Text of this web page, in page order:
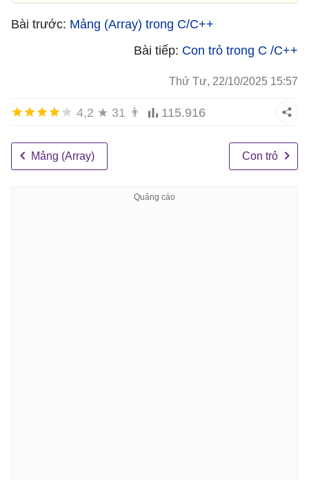
Bài trước: Mảng (Array) trong C/C++
Bài tiếp: Con trỏ trong C /C++
Thứ Tư, 22/10/2025 15:57
4,2 ★ 31 👨 115.916
Mảng (Array) Con trỏ